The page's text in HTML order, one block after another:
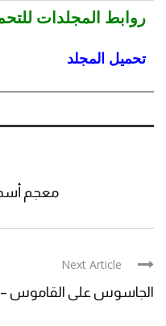
روابط المجلدات
تحميل المجلد
معجم
Next Article
الجاسوس على القاموس